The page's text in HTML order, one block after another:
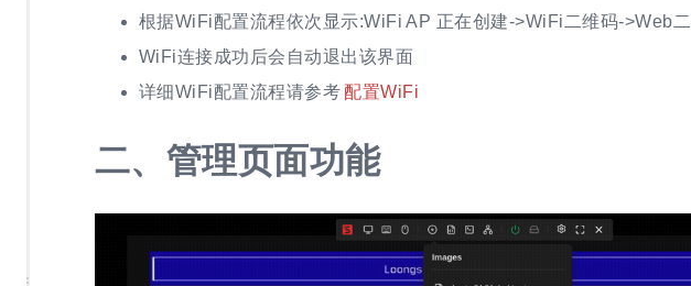
根据WiFi配置流程依次显示:WiFi AP 正在创建->WiFi二维码->Web
WiFi连接成功后会自动退出该界面
详细WiFi配置流程请参考 配置WiFi
二、 管理页面功能